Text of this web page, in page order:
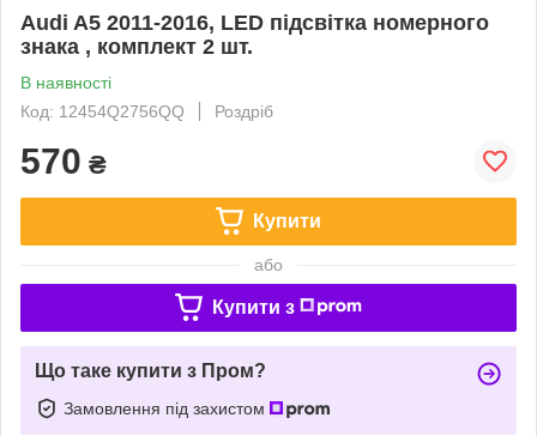
Audi A5 2011-2016, LED підсвітка номерного
знака , комплект 2 шт.
В наявності
Код: 12454Q2756QQ
Роздріб
570 ₴
Купити
або
Купити з
Що таке купити з Пром?
Замовлення під захистом